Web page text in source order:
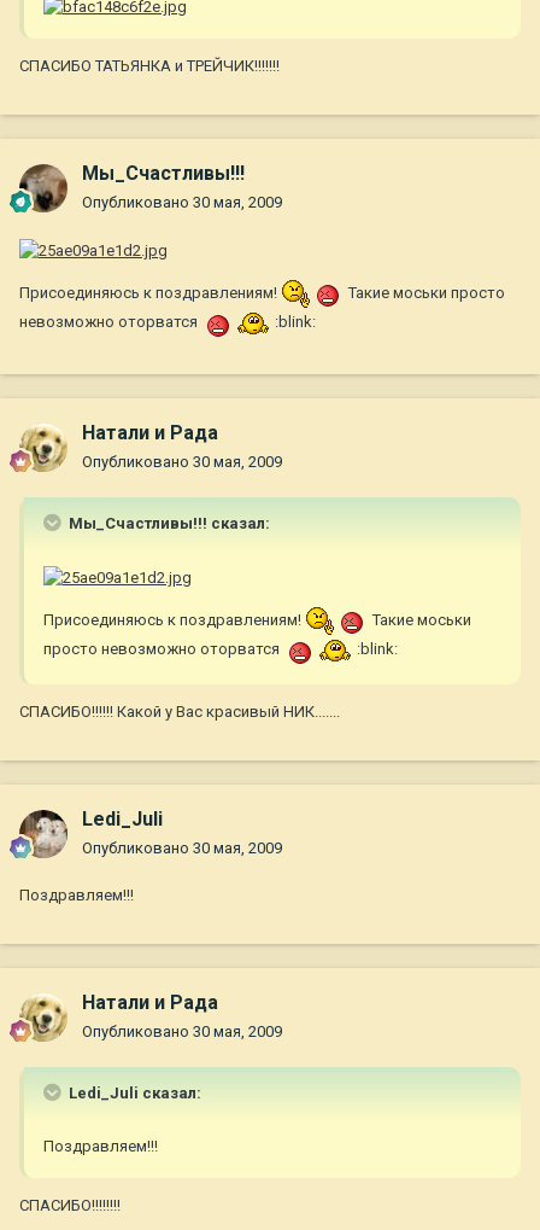
СПАСИБО ТАТЬЯНКА и ТРЕЙЧИК!!!!!!!
Мы_Счастливы!!!
Опубликовано 30 мая, 2009
Присоединяюсь к поздравлениям!
Такие моськи просто
невозможно оторватся
:blink:
Натали и Рада
Опубликовано 30 мая, 2009
Мы_Счастливы!!! сказал:
Присоединяюсь к поздравлениям!
Такие моськи
просто невозможно оторватся
:blink:
СПАСИБО!!!!!! Какой у Вас красивый НИК.......
Ledi_Juli
Опубликовано 30 мая, 2009
Поздравляем!!!
Натали и Рада
Опубликовано 30 мая, 2009
Ledi_Juli сказал:
Поздравляем!!!
СПАСИБО!!!!!!!!